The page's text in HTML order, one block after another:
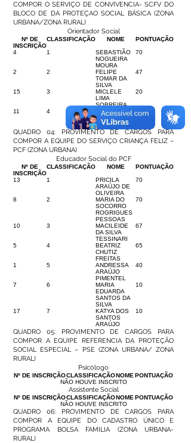
COMPOR O SERVIÇO DE CONVIVENCIA- SCFV DO
BLOCO DE DA PROTEÇAO SOCIAL BÁSICA (ZONA
URBANA/ZONA RURAL)
Orientador Social
Nº DE
INSCRIÇÃO
CLASSIFICAÇÃO NOME
PONTUAÇÃO
4
1
SEBASTIÃO
NOGUEIRA
MOURA
70
2 2
FELIPE
TOMAR DA
SILVA
47
15 3
MICLELE
LIMA
SOBREIRA
20
11 4
LUZIVÂNIA
SILVA
CARVALHO
20
QUADRO 04: PROVIMENTO DE CARGOS PARA
COMPOR A EQUIPE DO SERVIÇO CRIANÇA FELIZ –
PCF (ZONA URBANA)
Educador Social do PCF
Nº DE
INSCRIÇÃO
CLASSIFICAÇÃO NOME
PONTUAÇÃO
13
1
PRICILA
ARAÚJO DE
OLIVEIRA
70
8 2
MARIA DO
SOCORRO
ROGRIGUES
PESSOAS
70
10 3
MACILEIDE
DA SILVA
TESSINARI
67
5 4
BEATRIZ
CHUTIZ
FREITAS
65
1 5
ANDRESSA
ARAÚJO
PIMENTEL
40
7 6
MARIA
EDUARDA
SANTOS DA
SILVA
10
17 7
KATYA DOS
SANTOS
ARAÚJO
10
QUADRO 05: PROVIMENTO DE CARGOS PARA
COMPOR A EQUIPE REFERENCIA DA PROTEÇÃO
SOCIAL ESPECIAL – PSE (ZONA URBANA/ ZONA
RURAL)
Psicólogo
Nº DE INSCRIÇÃOCLASSIFICAÇÃONOME PONTUAÇÃO
NÃO HOUVE INSCRITO
Assistente Social
Nº DE INSCRIÇÃOCLASSIFICAÇÃONOME PONTUAÇÃO
NÃO HOUVE INSCRITO
QUADRO 06: PROVIMENTO DE CARGOS PARA
COMPOR A EQUIPE DO CADASTRO ÚNICO E
PROGRAMA BOLSA FAMILIA (ZONA URBANA-
RURAL)